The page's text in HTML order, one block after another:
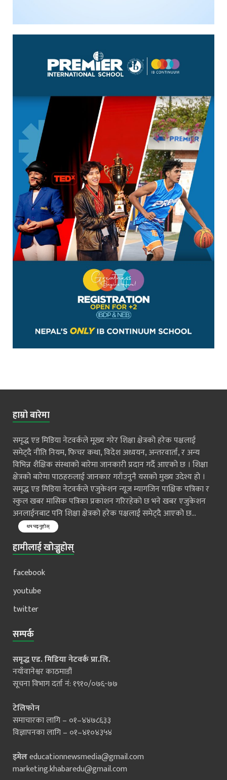
हाम्रो बारेमा
समृद्ध एड मिडिया नेटवर्कले मूख्य गरेर शिक्षा क्षेत्रको हरेक पक्षलाई
समेट्दै नीति नियम, फिचर कथा, विदेश अध्ययन, अन्तरवार्ता, र अन्य
विभिन्न शैक्षिक संस्थाको बारेमा जानकारी प्रदान गर्दै आएको छ । शिक्षा
क्षेत्रको बारेमा पाठहरुलाई जानकार गराँउनुनै यसको मुख्य उदेश्य हो ।
समृद्ध एड मिडिया नेटवर्कले एजुकेशन न्यूज म्यागजिन पाक्षिक पत्रिका र
स्कुल खबर मासिक पत्रिका प्रकाशन गरिरहेको छ भने खबर एजुकेशन
अनलाईनबाट पनि शिक्षा क्षेत्रको हरेक पक्षलाई समेट्दै आएको छ...
थप पढ्नुहोस्
हामीलाई खोज्नुहोस्
facebook
youtube
twitter
सम्पर्क
समृद्ध एड. मिडिया नेटवर्क प्रा.लि.
नयाँवानेश्वर काठमाडौं
सूचना विभाग दर्ता नं: १९१०/०७६-७७
टेलिफोन
समाचारका लागि – ०१–४४७८६३३
विज्ञापनका लागि – ०१–४१०४३५४
इमेलeducationnewsmedia@gmail.com
marketing.khabaredu@gmail.com